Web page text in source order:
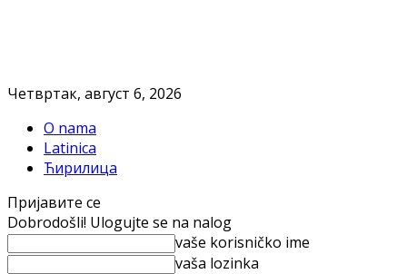
Четвртак, август 6, 2026
O nama
Latinica
Ћирилица
Пријавите се
Dobrodošli! Ulogujte se na nalog
vaše korisničko ime
vaša lozinka